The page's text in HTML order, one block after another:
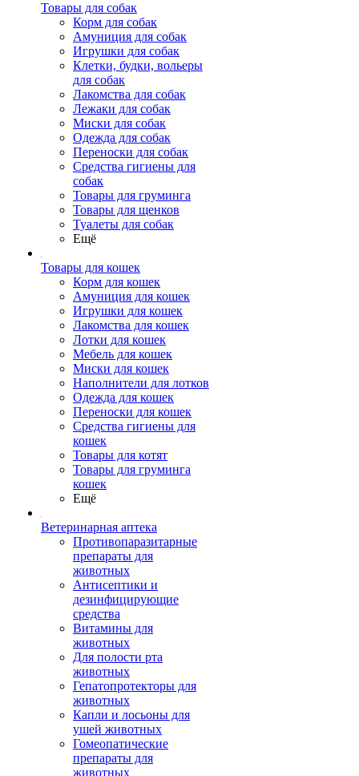
Товары для собак
Корм для собак
Амуниция для собак
Игрушки для собак
Клетки, будки, вольеры
для собак
Лакомства для собак
Лежаки для собак
Миски для собак
Одежда для собак
Переноски для собак
Средства гигиены для
собак
Товары для груминга
Товары для щенков
Туалеты для собак
Ещё
Товары для кошек
Корм для кошек
Амуниция для кошек
Игрушки для кошек
Лакомства для кошек
Лотки для кошек
Мебель для кошек
Миски для кошек
Наполнители для лотков
Одежда для кошек
Переноски для кошек
Средства гигиены для
кошек
Товары для котят
Товары для груминга
кошек
Ещё
Ветеринарная аптека
Противопаразитарные
препараты для
животных
Антисептики и
дезинфицирующие
средства
Витамины для
животных
Для полости рта
животных
Гепатопротекторы для
животных
Капли и лосьоны для
ушей животных
Гомеопатические
препараты для
животных